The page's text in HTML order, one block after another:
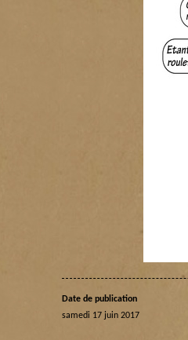
Date de publication
samedi 17 juin 2017